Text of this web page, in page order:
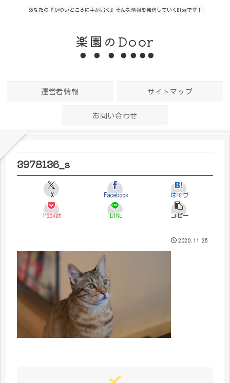
あなたの『かゆいところに手が届く』そんな情報を発信していくBlogです！
楽園のDoor
運営者情報 サイトマップ
お問い合わせ
3978136_s
X Facebook はてブ
Pocket LINE コピー
2020.11.25